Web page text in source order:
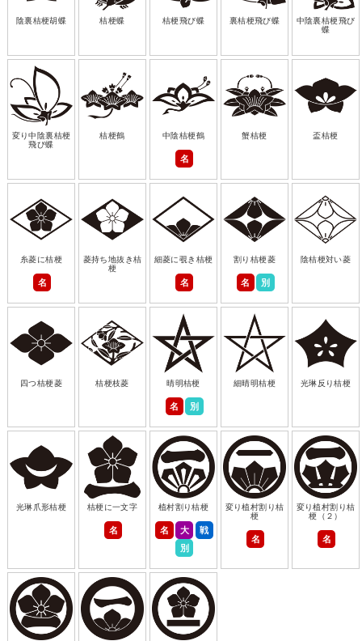
陰裏桔梗胡蝶 桔梗蝶 桔梗飛び蝶 裏桔梗飛び蝶
中陰裏桔梗飛び
蝶
変り中陰裏桔梗
飛び蝶
桔梗鶴 中陰桔梗鶴
名
蟹桔梗 盃桔梗
糸菱に桔梗
名
菱持ち地抜き桔
梗
細菱に覗き桔梗
名
割り桔梗菱
名 別
陰桔梗対い菱
四つ桔梗菱 桔梗枝菱 晴明桔梗
名 別
細晴明桔梗 光琳反り桔梗
光琳爪形桔梗 桔梗に一文字
名
植村割り桔梗
名 大
戦
別
変り植村割り桔
梗
名
変り植村割り桔
梗（２）
名